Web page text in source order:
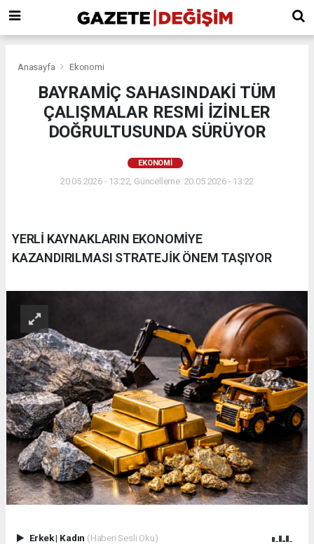
Anasayfa Ekonomi
BAYRAMİÇ SAHASINDAKİ TÜM
ÇALIŞMALAR RESMİ İZİNLER
DOĞRULTUSUNDA SÜRÜYOR
EKONOMI
20.05.2026 - 13:22, Güncelleme: 20.05.2026 - 13:22
YERLİ KAYNAKLARIN EKONOMİYE
KAZANDIRILMASI STRATEJİK ÖNEM TAŞIYOR
Erkek| Kadın (Haberi Sesli Oku)